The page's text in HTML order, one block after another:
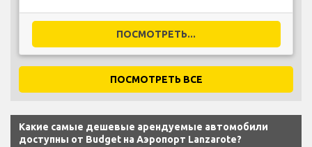
ПОСМОТРЕТЬ...
ПОСМОТРЕТЬ ВСЕ
Какие самые дешевые арендуемые автомобили
доступны от Budget на Аэропорт Lanzarote?